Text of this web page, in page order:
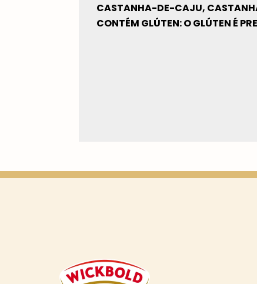
CASTANHA-DE-CAJU,
CONTÉM GLÚTEN: O GLÚTEN É